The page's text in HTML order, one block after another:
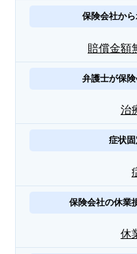
保険会社か
賠償金額
弁護士が保
治
症状
保険会社の休業
休